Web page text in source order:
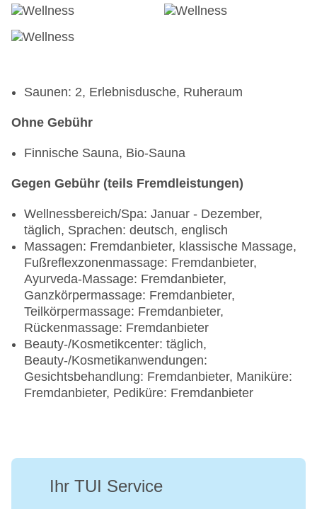
Saunen: 2, Erlebnisdusche, Ruheraum
Ohne Gebühr
Finnische Sauna, Bio-Sauna
Gegen Gebühr (teils Fremdleistungen)
Wellnessbereich/Spa: Januar - Dezember,
täglich, Sprachen: deutsch, englisch
Massagen: Fremdanbieter, klassische Massage,
Fußreflexzonenmassage: Fremdanbieter,
Ayurveda-Massage: Fremdanbieter,
Ganzkörpermassage: Fremdanbieter,
Teilkörpermassage: Fremdanbieter,
Rückenmassage: Fremdanbieter
Beauty-/Kosmetikcenter: täglich,
Beauty-/Kosmetikanwendungen:
Gesichtsbehandlung: Fremdanbieter, Maniküre:
Fremdanbieter, Pediküre: Fremdanbieter
Ihr TUI Service